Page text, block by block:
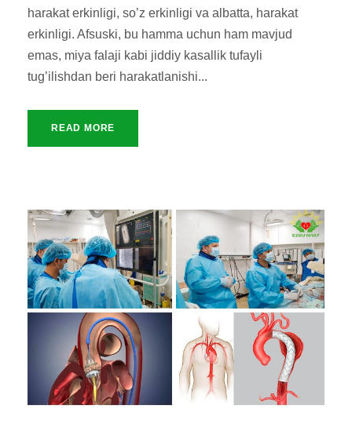
harakat erkinligi, so’z erkinligi va albatta, harakat
erkinligi. Afsuski, bu hamma uchun ham mavjud
emas, miya falaji kabi jiddiy kasallik tufayli
tug’ilishdan beri harakatlanishi...
READ MORE